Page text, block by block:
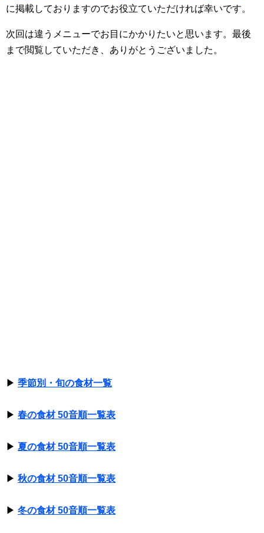
に掲載しておりますのでお役立ていただければ幸いです。
次回は違うメニューでお目にかかりたいと思います。最後
まで閲覧していただき、ありがとうございました。
▶ 季節別・旬の食材一覧
▶ 春の食材 50音順一覧表
▶ 夏の食材 50音順一覧表
▶ 秋の食材 50音順一覧表
▶ 冬の食材 50音順一覧表